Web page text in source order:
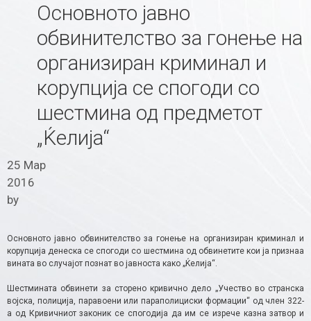
Основното јавно
обвинителство за гонење на
организиран криминал и
корупција се спогоди со
шестмина од предметот
„Ќелија“
25 Мар
2016
by
Основното јавно обвинителство за гонење на организиран криминал и
корупција денеска се спогоди со шестмина од обвинетите кои ја признаа
вината во случајот познат во јавноста како „Ќелија“.
Шестмината обвинети за сторено кривично дело „Учество во странска
војска, полиција, паравоени или параполициски формации“ од член 322-
а од Кривичниот законик се спогодија да им се изрече казна затвор и